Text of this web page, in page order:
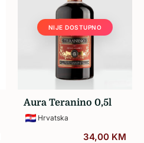
NIJE DOSTUPNO
Aura Teranino 0,5l
Hrvatska
34,00 KM